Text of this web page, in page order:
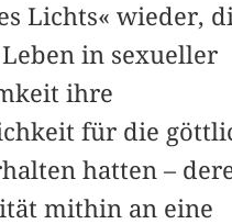
Lichts« wieder,
in sexueller
ihre
für die
hatten –
mithin an eine